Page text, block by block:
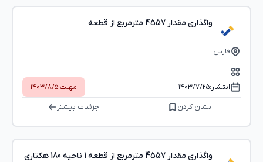
واگذاری مقدار 4557 مترمربع از قطعه
فارس
انتشار:۱۴۰۳/۷/۲۵ مهلت:۱۴۰۳/۸/۵
نشان کردن جزئیات بیشتر
واگذاری مقدار 4557 مترمربع از قطعه 1 ناحیه 180 هکتاری